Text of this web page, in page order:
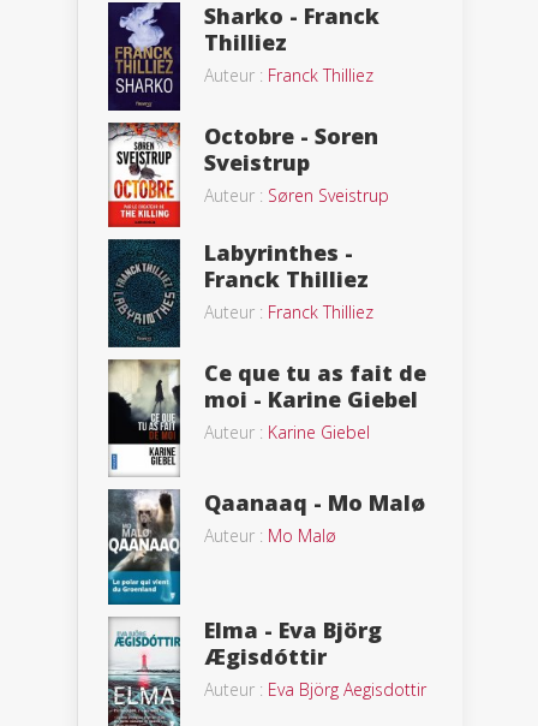
Sharko - Franck
Thilliez
Auteur : Franck Thilliez
Octobre - Soren
Sveistrup
Auteur : Søren Sveistrup
Labyrinthes -
Franck Thilliez
Auteur : Franck Thilliez
Ce que tu as fait de
moi - Karine Giebel
Auteur : Karine Giebel
Qaanaaq - Mo Malø
Auteur : Mo Malø
Elma - Eva Björg
Ægisdóttir
Auteur : Eva Björg Aegisdottir